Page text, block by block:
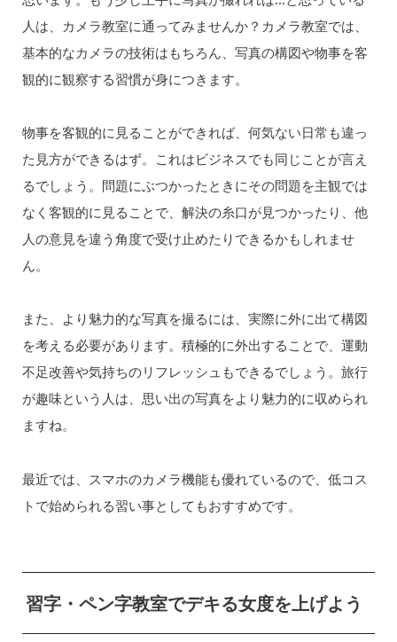
人は、カメラ教室に通ってみませんか？カメラ教室では、
基本的なカメラの技術はもちろん、写真の構図や物事を客
観的に観察する習慣が身につきます。
物事を客観的に見ることができれば、何気ない日常も違っ
た見方ができるはず。これはビジネスでも同じことが言え
るでしょう。問題にぶつかったときにその問題を主観では
なく客観的に見ることで、解決の糸口が見つかったり、他
人の意見を違う角度で受け止めたりできるかもしれませ
ん。
また、より魅力的な写真を撮るには、実際に外に出て構図
を考える必要があります。積極的に外出することで、運動
不足改善や気持ちのリフレッシュもできるでしょう。旅行
が趣味という人は、思い出の写真をより魅力的に収められ
ますね。
最近では、スマホのカメラ機能も優れているので、低コス
トで始められる習い事としてもおすすめです。
習字・ペン字教室でデキる女度を上げよう